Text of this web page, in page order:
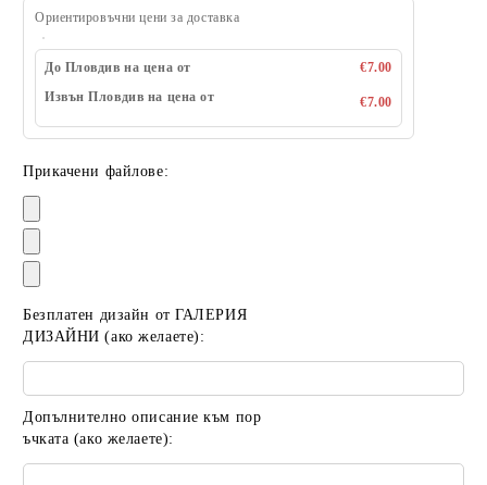
Ориентировъчни цени за доставка
До Пловдив на цена от
€7.00
Извън Пловдив на цена от
€7.00
Прикачени файлове:
Безплатен дизайн от ГАЛЕРИЯ
ДИЗАЙНИ (ако желаете):
Допълнително описание към пор
ъчката (ако желаете):